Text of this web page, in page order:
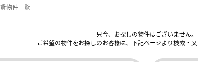
閲覧履歴 保存した検索条件
管理物件一覧 管理のご依頼
住まいのトラブルQ&A お住まいの解約手続き
入までの流れ よくある質問 マンション
業者の選び方 媒介契約の種類 売却時の
お客様の声 スタッフブログ 個
その他の問合せ
物件一覧
只今、お探しの物件はございません。
ご希望の物件をお探しのお客様は、下記ページより検索・又